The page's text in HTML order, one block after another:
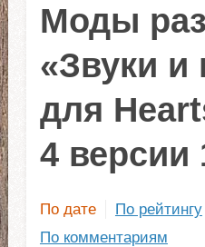
Моды
«Звуки и
для
4 версии
По дате По рейтингу
По комментариям